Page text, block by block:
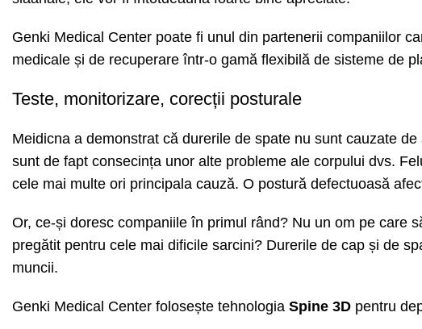
Genki Medical Center poate fi unul din partenerii companiilor
medicale și de recuperare într-o gamă flexibilă de sisteme de
Teste, monitorizare, corecții posturale
Meidicna a demonstrat că durerile de spate nu sunt cauzate
sunt de fapt consecința unor alte probleme ale corpului dvs.
cele mai multe ori principala cauză. O postură defectuoasă
Or, ce-și doresc companiile în primul rând? Nu un om pe care
pregătit pentru cele mai dificile sarcini? Durerile de cap și de
muncii.
Genki Medical Center folosește tehnologia Spine 3D pentru